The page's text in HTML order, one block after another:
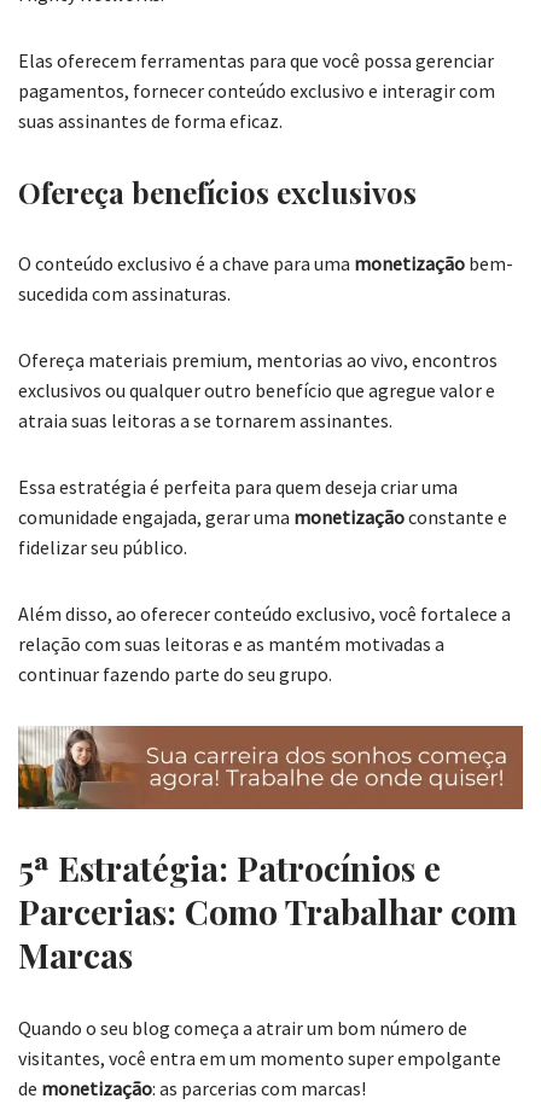
Elas oferecem ferramentas para que você possa gerenciar
pagamentos, fornecer conteúdo exclusivo e interagir com
suas assinantes de forma eficaz.
Ofereça benefícios exclusivos
O conteúdo exclusivo é a chave para uma monetização bem-
sucedida com assinaturas.
Ofereça materiais premium, mentorias ao vivo, encontros
exclusivos ou qualquer outro benefício que agregue valor e
atraia suas leitoras a se tornarem assinantes.
Essa estratégia é perfeita para quem deseja criar uma
comunidade engajada, gerar uma monetizaçãoconstante e
fidelizar seu público.
Além disso, ao oferecer conteúdo exclusivo, você fortalece a
relação com suas leitoras e as mantém motivadas a
continuar fazendo parte do seu grupo.
5ª Estratégia: Patrocínios e
Parcerias: Como Trabalhar com
Marcas
Quando o seu blog começa a atrair um bom número de
visitantes, você entra em um momento super empolgante
de monetização: as parcerias com marcas!